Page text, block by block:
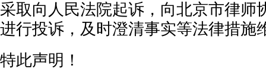
采取向人民法院起诉，向北京市律师
进行投诉，及时澄清事实等法律措施
特此声明！